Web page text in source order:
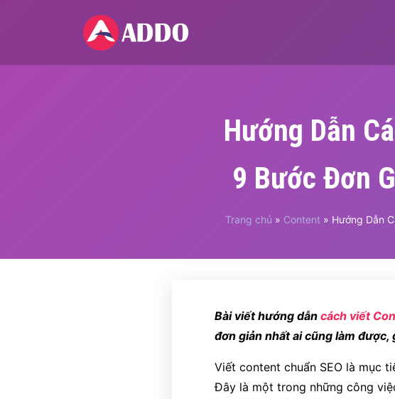
Hướng Dẫn
9 Bước Đơn
Trang chủ » Content » Hướng Dẫn
Bài viết hướng dẫn cách viết
đơn giản nhất ai cũng làm
Viết content chuẩn SEO là mục
Đây là một trong những công